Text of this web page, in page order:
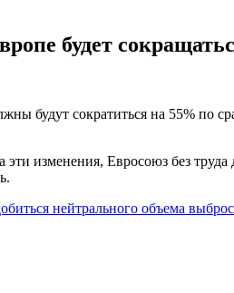
будет
будут сократиться на 55% по
изменения, Евросоюз без
нейтрального объема